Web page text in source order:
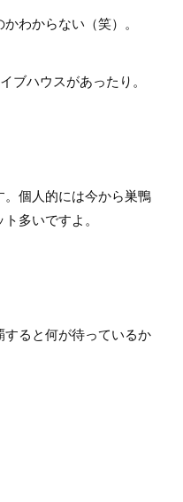
わからない（笑）。
ブハウスがあったり。
個人的には今から巣鴨
多いですよ。
ると何が待っているか